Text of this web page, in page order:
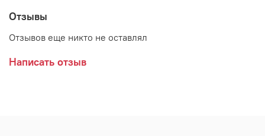
Отзывы
Отзывов еще никто не оставлял
Написать отзыв